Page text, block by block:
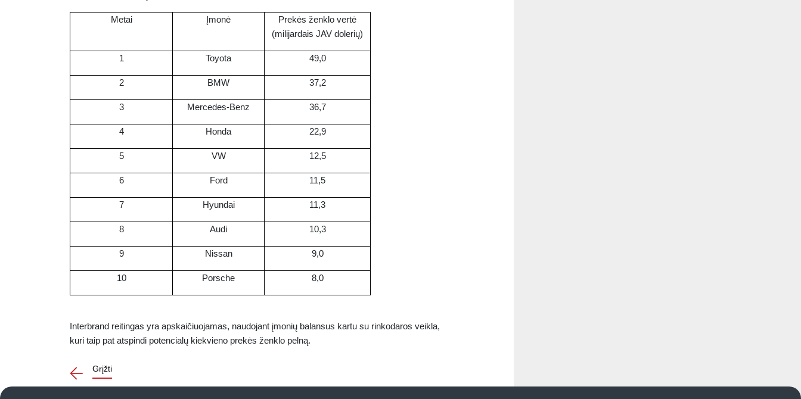
Metai Įmonė
Prekės ženklo vertė
(milijardais JAV dolerių)
1 Toyota 49,0
2 BMW 37,2
3 Mercedes-Benz 36,7
4 Honda 22,9
5 VW 12,5
6 Ford 11,5
7 Hyundai 11,3
8 Audi 10,3
9 Nissan 9,0
10 Porsche 8,0
Interbrand reitingas yra apskaičiuojamas, naudojant įmonių balansus kartu su rinkodaros veikla,
kuri taip pat atspindi potencialų kiekvieno prekės ženklo pelną.
Grįžti